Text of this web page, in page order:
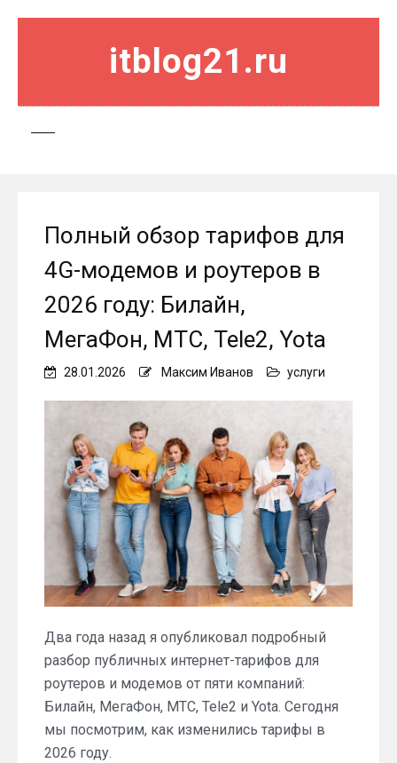
itblog21.ru
Полный обзор тарифов для
4G-модемов и роутеров в
2026 году: Билайн,
МегаФон, МТС, Tele2, Yota
28.01.2026 Максим Иванов услуги
Два года назад я опубликовал подробный
разбор публичных интернет-тарифов для
роутеров и модемов от пяти компаний:
Билайн, МегаФон, МТС, Tele2 и Yota. Сегодня
мы посмотрим, как изменились тарифы в
2026 году.